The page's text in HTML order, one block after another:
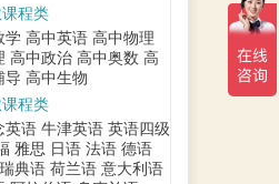
程类
学 高中英语 高中物理
高中政治 高中奥数 高
导 高中生物
程类
英语 牛津英语 英语四级
雅思 日语 法语 德语
瑞典语 荷兰语 意大利语